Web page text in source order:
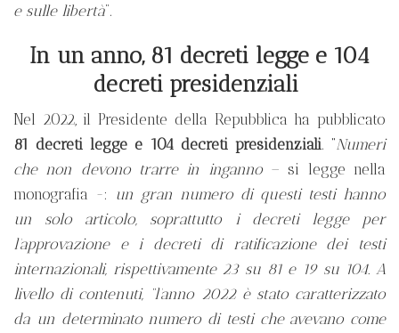
e sulle libertà”.
In un anno, 81 decreti legge e 104
decreti presidenziali
Nel 2022, il Presidente della Repubblica ha pubblicato
81 decreti legge e 104 decreti presidenziali. “Numeri
che non devono trarre in inganno– si legge nella
monografia -: un gran numero di questi testi hanno
un solo articolo, soprattutto i decreti legge per
l’approvazione e i decreti di ratificazione dei testi
internazionali, rispettivamente 23 su 81 e 19 su 104. A
livello di contenuti, “l’anno 2022 è stato caratterizzato
da un determinato numero di testi che avevano come